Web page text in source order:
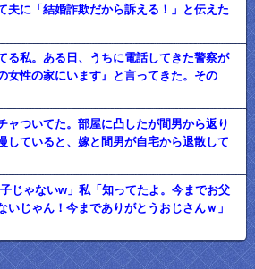
に「結婚詐欺だから訴える！」と伝えた
る私。ある日、うちに電話してきた警察が
女性の家にいます』と言ってきた。その
ャついてた。部屋に凸したが間男から返り
していると、嫁と間男が自宅から退散して
じゃないw」私「知ってたよ。今までお父
いじゃん！今までありがとうおじさんｗ」